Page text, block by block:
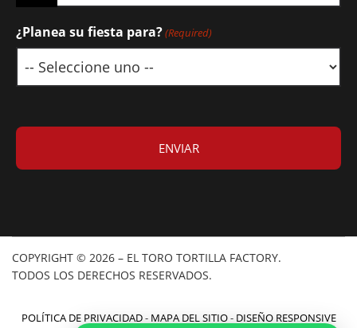
¿Planea su fiesta para?(Required)
COPYRIGHT © 2026 – EL TORO TORTILLA FACTORY.
TODOS LOS DERECHOS RESERVADOS.
POLÍTICA DE PRIVACIDAD- MAPA DEL SITIO- DISEÑO RESPONSIVE